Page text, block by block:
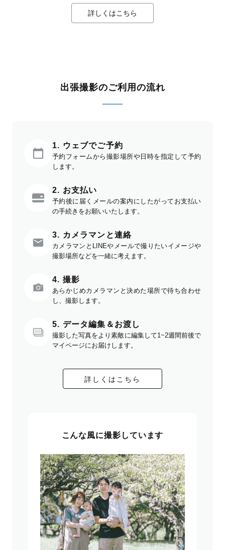
詳しくはこちら
出張撮影のご利用の流れ
1. ウェブでご予約
予約フォームから撮影場所や日時を指定して予約
します。
2. お支払い
予約後に届くメールの案内にしたがってお支払い
の手続きをお願いいたします。
3. カメラマンと連絡
カメラマンとLINEやメールで撮りたいイメージや
撮影場所などを一緒に考えます。
4. 撮影
あらかじめカメラマンと決めた場所で待ち合わせ
し、撮影します。
5. データ編集＆お渡し
撮影した写真をより素敵に編集して1~2週間前後で
マイページにお届けします。
詳しくはこちら
こんな風に撮影しています